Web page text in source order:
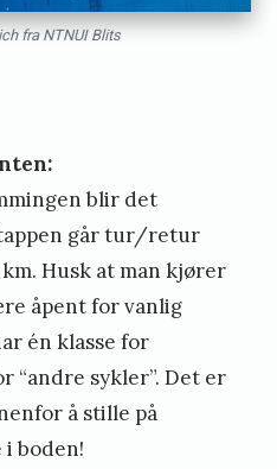
fra NTNUI Blits
blir det
går tur/retur
Husk at man kjører
åpent for vanlig
én klasse for
“andre sykler”. Det er
å stille på
boden!